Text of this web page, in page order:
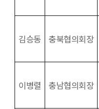
김승동 충북협의회장
이병렬 충남협의회장